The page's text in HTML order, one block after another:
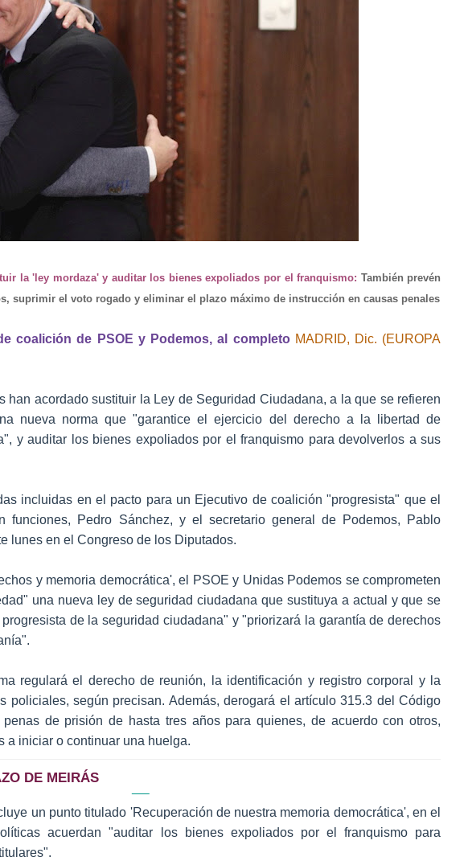
la 'ley mordaza' y auditar los bienes expoliados por el franquismo: También prevén
suprimir el voto rogado y eliminar el plazo máximo de instrucción en causas penales
coalición de PSOE y Podemos, al completoMADRID, Dic. (EUROPA
han acordado sustituir la Ley de Seguridad Ciudadana, a la que se refieren
nueva norma que "garantice el ejercicio del derecho a la libertad de
y auditar los bienes expoliados por el franquismo para devolverlos a sus
incluidas en el pacto para un Ejecutivo de coalición "progresista" que el
funciones, Pedro Sánchez, y el secretario general de Podemos, Pablo
lunes en el Congreso de los Diputados.
y memoria democrática', el PSOE y Unidas Podemos se comprometen
una nueva ley de seguridad ciudadana que sustituya a actual y que se
de la seguridad ciudadana" y "priorizará la garantía de derechos
regulará el derecho de reunión, la identificación y registro corporal y la
policiales, según precisan. Además, derogará el artículo 315.3 del Código
de prisión de hasta tres años para quienes, de acuerdo con otros,
a iniciar o continuar una huelga.
DE MEIRÁS
un punto titulado 'Recuperación de nuestra memoria democrática', en el
acuerdan "auditar los bienes expoliados por el franquismo para